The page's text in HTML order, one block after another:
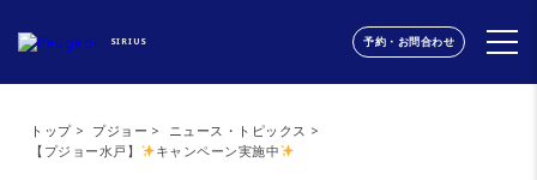
SIRIUS 予約・お問合わせ
トップ プジョー
ニュース・トピックス
【プジョー水戸】
キャンペーン実施中